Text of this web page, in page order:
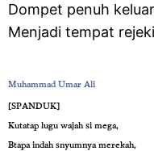
Dompet penuh
Menjadi tempat
Muhammad Umar Ali
‎[SPANDUK]
Kutatap lugu wajah si mega,
Btapa indah snyumnya merekah,